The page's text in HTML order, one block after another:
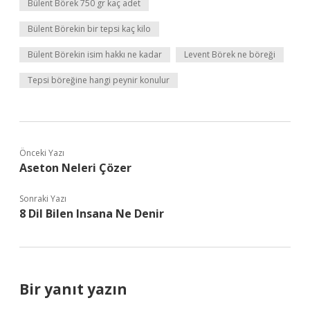
Bülent Börek 750 gr kaç adet
Bülent Börekin bir tepsi kaç kilo
Bülent Börekin isim hakkı ne kadar Levent Börek ne böreği
Tepsi böreğine hangi peynir konulur
Önceki Yazı
Aseton Neleri Çözer
Sonraki Yazı
8 Dil Bilen Insana Ne Denir
Bir yanıt yazın